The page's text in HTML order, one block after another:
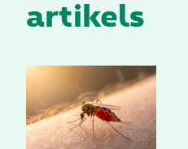
artikels